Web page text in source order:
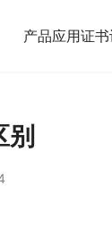
产品应用证书